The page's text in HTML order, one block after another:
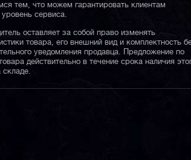
тем, что можем гарантировать клиентам
сервиса.
оставляет за собой право изменять
товара, его внешний вид и комплектность
уведомления продавца. Предложение по
действительно в течение срока наличия
складе.